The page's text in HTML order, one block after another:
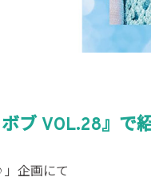
ブ VOL.28』で
」企画にて